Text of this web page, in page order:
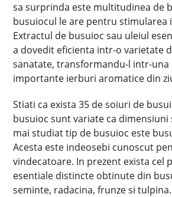
sa surprinda este multitudinea de
busuiocul le are pentru stimularea
Extractul de busuioc sau uleiul
a dovedit eficienta intr-o varietate
sanatate, transformandu-l intr-una
importante ierburi aromatice din
Stiati ca exista 35 de soiuri de
busuioc sunt variate ca dimensiuni
mai studiat tip de busuioc este
Acesta este indeosebi cunoscut
vindecatoare. In prezent exista cel
esentiale distincte obtinute din
seminte, radacina, frunze si